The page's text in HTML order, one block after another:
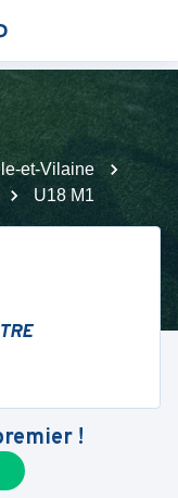
Ille-et-Vilaine
U18 M1
!